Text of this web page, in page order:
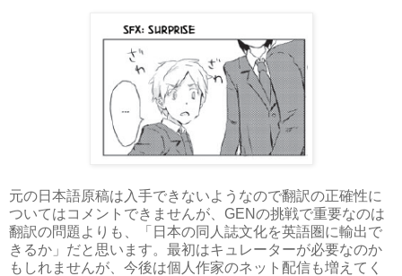
元の日本語原稿は入手できないようなので翻訳の正確性に
ついてはコメントできませんが、GENの挑戦で重要なのは
翻訳の問題よりも、「日本の同人誌文化を英語圏に輸出で
きるか」だと思います。最初はキュレーターが必要なのか
もしれませんが、今後は個人作家のネット配信も増えてく